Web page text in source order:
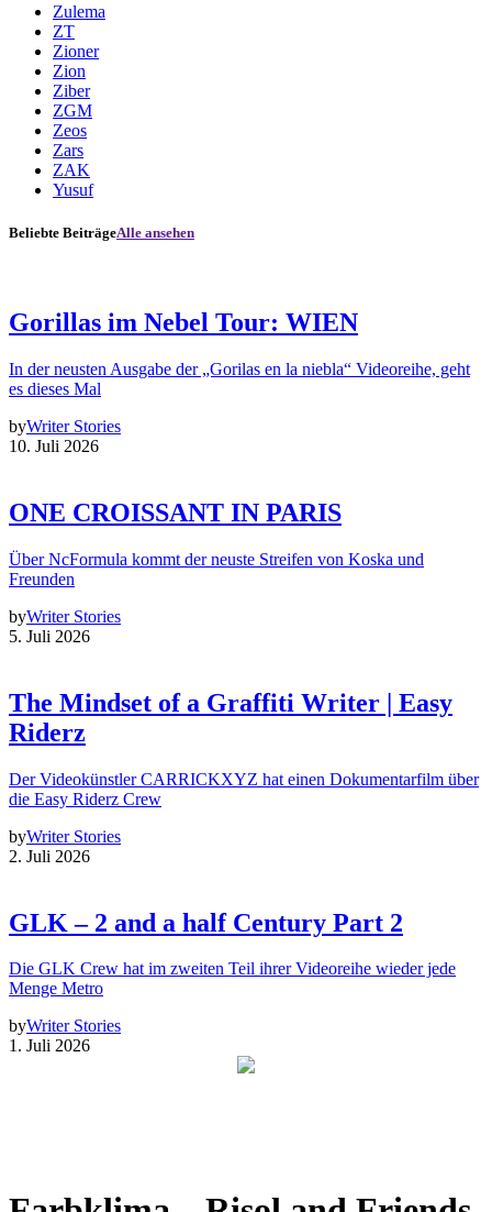
Zulema
ZT
Zioner
Zion
Ziber
ZGM
Zeos
Zars
ZAK
Yusuf
Beliebte BeiträgeAlle ansehen
Gorillas im Nebel Tour: WIEN
In der neusten Ausgabe der „Gorilas en la niebla“ Videoreihe, geht
es dieses Mal
byWriter Stories
10. Juli 2026
ONE CROISSANT IN PARIS
Über NcFormula kommt der neuste Streifen von Koska und
Freunden
byWriter Stories
5. Juli 2026
The Mindset of a Graffiti Writer | Easy
Riderz
Der Videokünstler CARRICKXYZ hat einen Dokumentarfilm über
die Easy Riderz Crew
byWriter Stories
2. Juli 2026
GLK – 2 and a half Century Part 2
Die GLK Crew hat im zweiten Teil ihrer Videoreihe wieder jede
Menge Metro
byWriter Stories
1. Juli 2026